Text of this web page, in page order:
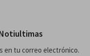
en tu correo electrónico.